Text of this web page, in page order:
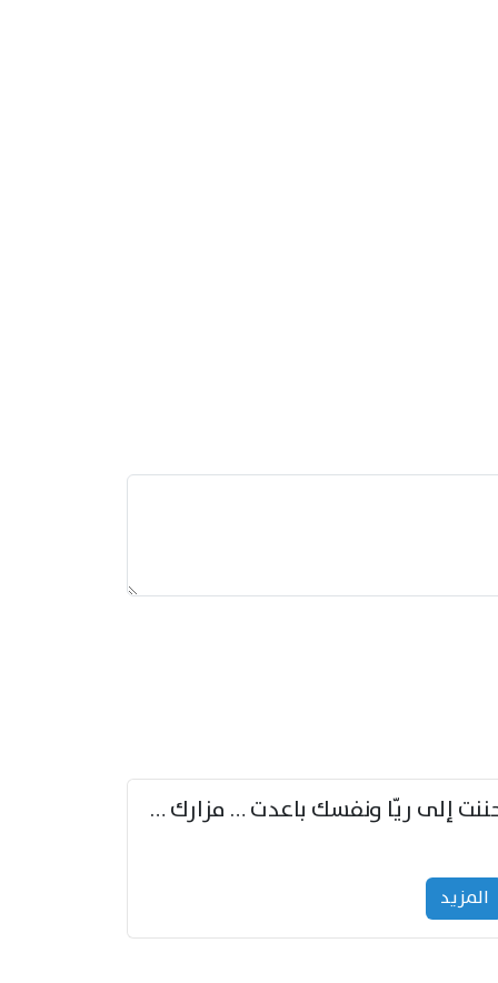
حننت إلى ريّا ونفسك باعدت … مزارك من ريّا وشعباكما معا
المزید